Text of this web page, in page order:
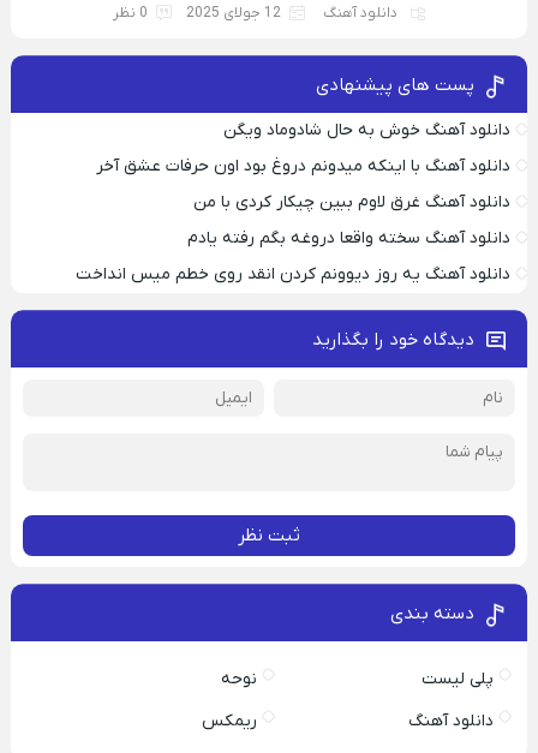
دانلود آهنگ 12 جولای 2025 0 نظر
پست های پیشنهادی
دانلود آهنگ خوش به حال شادوماد ویگن
دانلود آهنگ با اینکه میدونم دروغ بود اون حرفات عشق آخر
دانلود آهنگ غرق لاوم ببین چیکار کردی با من
دانلود آهنگ سخته واقعا دروغه بگم رفته یادم
دانلود آهنگ یه روز دیوونم کردن انقد روی خطم میس انداخت
دیدگاه خود را بگذارید
ثبت نظر
دسته بندی
پلی لیست
نوحه
دانلود آهنگ
ریمکس